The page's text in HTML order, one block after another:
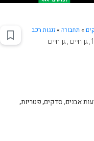
» תחבורה»זגגות רכב
אבנים, סדקים, פטריות,